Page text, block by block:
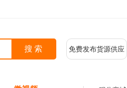
免费发布货源供应